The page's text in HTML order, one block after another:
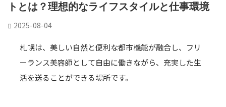
トとは？理想的なライフスタイルと仕事環境
2025-08-04
札幌は、美しい自然と便利な都市機能が融合し、フリ
ーランス美容師として自由に働きながら、充実した生
活を送ることができる場所です。